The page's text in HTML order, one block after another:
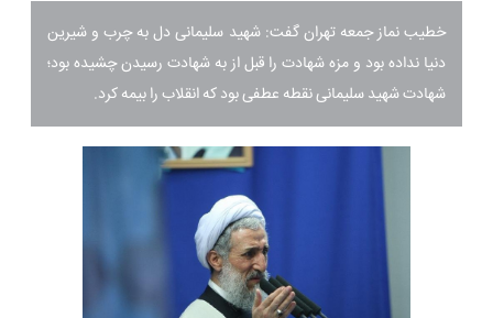
خطیب نماز جمعه تهران گفت: شهید سلیمانی دل به چرب و شیرین
دنیا نداده بود و مزه شهادت را قبل از به شهادت رسیدن چشیده بود؛
شهادت شهید سلیمانی نقطه عطفی بود که انقلاب را بیمه کرد.